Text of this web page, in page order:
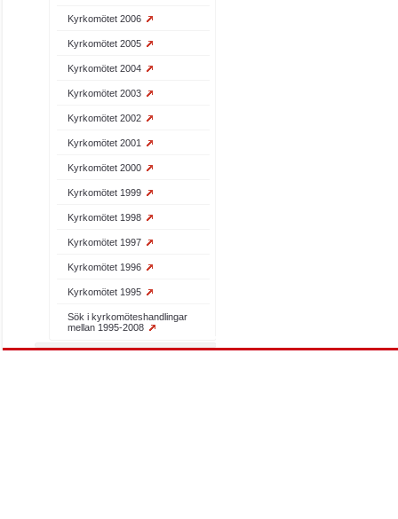
Kyrkomötet 2006
Kyrkomötet 2005
Kyrkomötet 2004
Kyrkomötet 2003
Kyrkomötet 2002
Kyrkomötet 2001
Kyrkomötet 2000
Kyrkomötet 1999
Kyrkomötet 1998
Kyrkomötet 1997
Kyrkomötet 1996
Kyrkomötet 1995
Sök i kyrkomöteshandlingar
mellan 1995-2008